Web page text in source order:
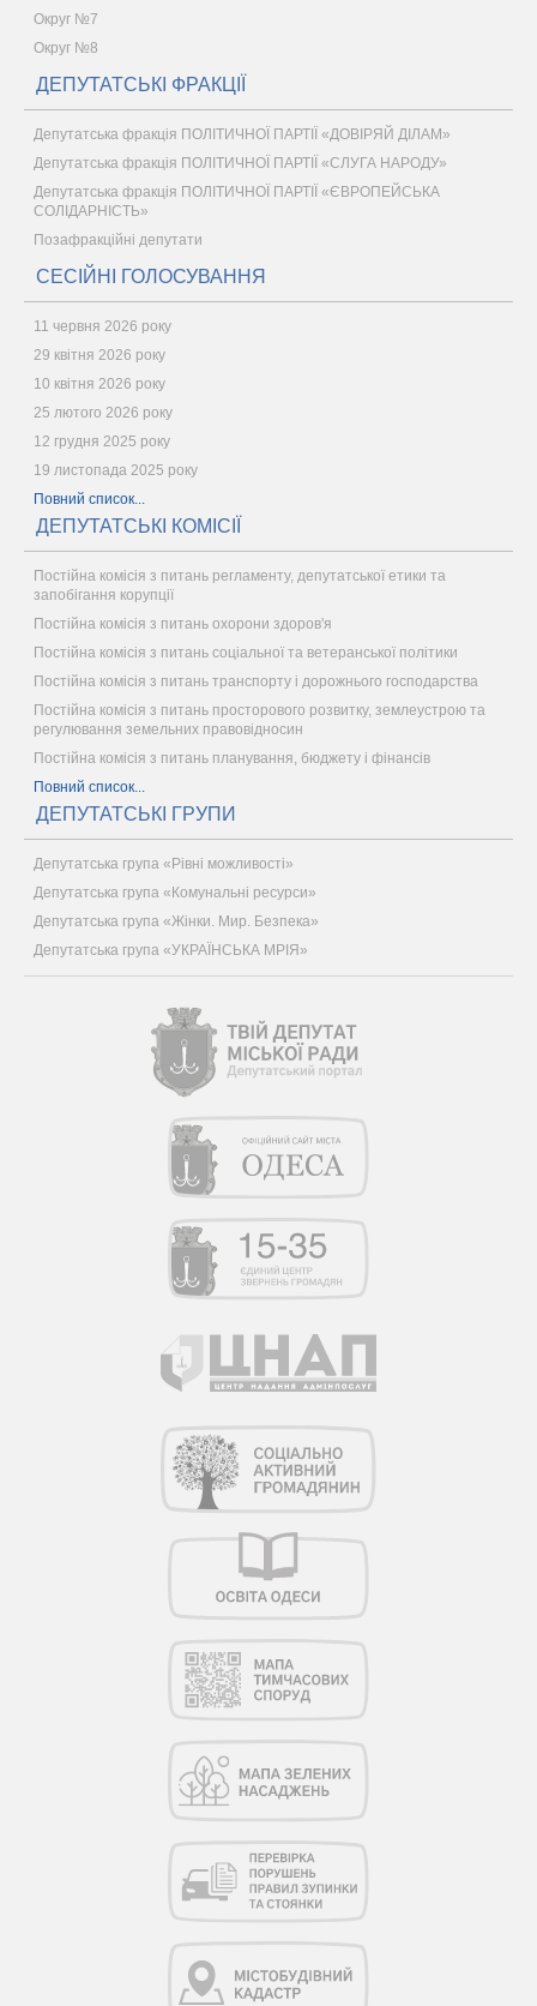
Округ №7
Округ №8
ДЕПУТАТСЬКІ ФРАКЦІЇ
Депутатська фракція ПОЛІТИЧНОЇ ПАРТІЇ «ДОВІРЯЙ ДІЛАМ»
Депутатська фракція ПОЛІТИЧНОЇ ПАРТІЇ «СЛУГА НАРОДУ»
Депутатська фракція ПОЛІТИЧНОЇ ПАРТІЇ «ЄВРОПЕЙСЬКА
СОЛІДАРНІСТЬ»
Позафракційні депутати
СЕСІЙНІ ГОЛОСУВАННЯ
11 червня 2026 року
29 квітня 2026 року
10 квітня 2026 року
25 лютого 2026 року
12 грудня 2025 року
19 листопада 2025 року
Повний список...
ДЕПУТАТСЬКІ КОМІСІЇ
Постійна комісія з питань регламенту, депутатської етики та
запобігання корупції
Постійна комісія з питань охорони здоров'я
Постійна комісія з питань соціальної та ветеранської політики
Постійна комісія з питань транспорту і дорожнього господарства
Постійна комісія з питань просторового розвитку, землеустрою та
регулювання земельних правовідносин
Постійна комісія з питань планування, бюджету і фінансів
Повний список...
ДЕПУТАТСЬКІ ГРУПИ
Депутатська група «Рівні можливості»
Депутатська група «Комунальні ресурси»
Депутатська група «Жінки. Мир. Безпека»
Депутатська група «УКРАЇНСЬКА МРІЯ»